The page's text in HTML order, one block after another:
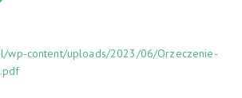
wp-content/uploads/2023/06/Orzeczenie-